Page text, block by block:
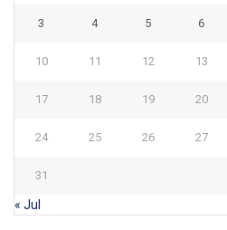
3 4 5 6
10 11 12 13
17 18 19 20
24 25 26 27
31
« Jul